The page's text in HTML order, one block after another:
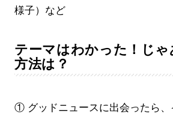
様子）など
テーマはわかった！じゃ
方法は？
① グッドニュースに出会ったら、